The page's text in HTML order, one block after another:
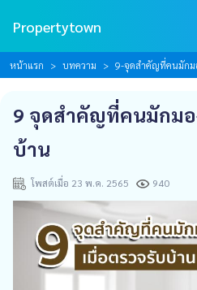
Propertytown
หน้าแรก บทความ 9-จุดสำคัญที่คนมักม
9 จุดสำคัญที่คนมักมอ
บ้าน
โพสต์เมื่อ 23 พ.ค. 2565 940